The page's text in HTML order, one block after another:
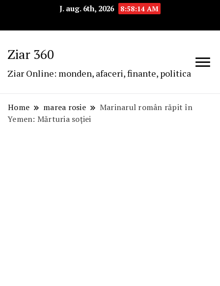
J. aug. 6th, 2026 8:58:15 AM
Ziar 360
Ziar Online: monden, afaceri, finante, politica
Home marea rosie
Marinarul român răpit în
Yemen: Mărturia soției